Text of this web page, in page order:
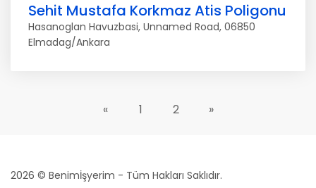
Sehit Mustafa Korkmaz Atis Poligonu
Hasanoglan Havuzbasi, Unnamed Road, 06850
Elmadag/Ankara
« 1 2 »
2026 © Benimİşyerim - Tüm Hakları Saklıdır.